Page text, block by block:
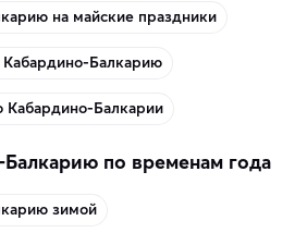
на майские праздники
Балкарию
Кабардино-Балкарии
по временам года
зимой